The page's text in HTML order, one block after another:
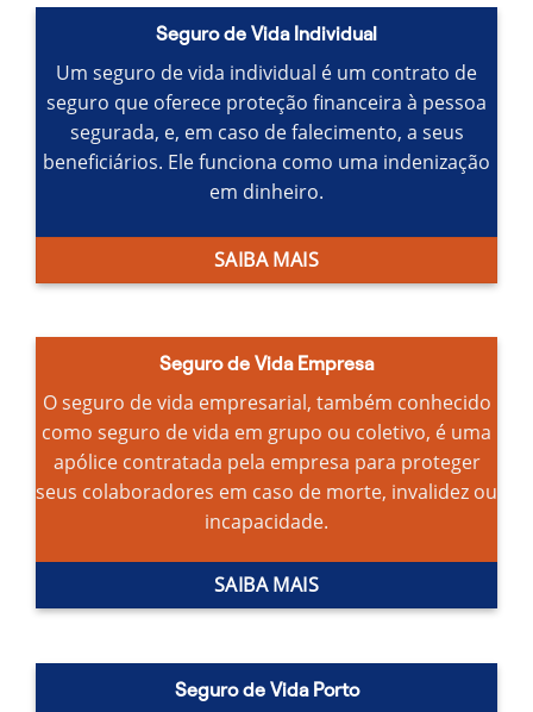
Seguro de Vida Individual
Um seguro de vida individual é um contrato de
seguro que oferece proteção financeira à pessoa
segurada, e, em caso de falecimento, a seus
beneficiários. Ele funciona como uma indenização
em dinheiro.
SAIBA MAIS
Seguro de Vida Empresa
O seguro de vida empresarial, também conhecido
como seguro de vida em grupo ou coletivo, é uma
apólice contratada pela empresa para proteger
seus colaboradores em caso de morte, invalidez ou
incapacidade.
SAIBA MAIS
Seguro de Vida Porto